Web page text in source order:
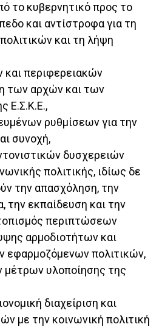
το κυβερνητικό προς το
και αντίστροφα για τη
και τη λήψη
και περιφερειακών
των αρχών και των
Ε.Σ.Κ.Ε.,
ρυθμίσεων για την
συνοχή,
δυσχερειών
πολιτικής, ιδίως δε
την απασχόληση, την
την εκπαίδευση και την
περιπτώσεων
αρμοδιοτήτων και
εφαρμοζόμενων πολιτικών,
μέτρων υλοποίησης της
διαχείριση και
με την κοινωνική πολιτική